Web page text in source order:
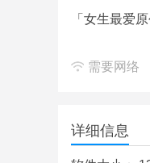
「女生最爱
皇家俏厨娘
需要网络
详细信息